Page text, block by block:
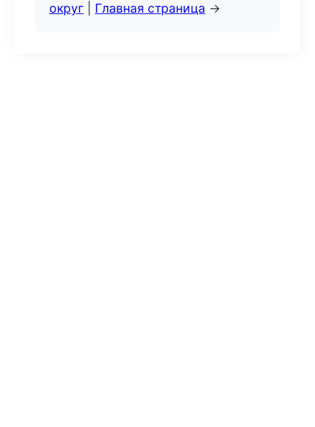
округ
Главная страница →